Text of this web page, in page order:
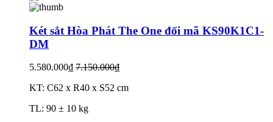
Két sắt Hòa Phát The One đổi mã KS90K1C1-
DM
5.580.000₫ 7.150.000₫
KT: C62 x R40 x S52 cm
TL: 90 ± 10 kg